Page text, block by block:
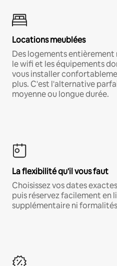
Locations meublées
Des logements entièrement
le wifi et les équipements
vous installer
plus. C'est l'alternative
moyenne ou longue durée.
La flexibilité qu'il vous faut
Choisissez vos dates
puis réservez facilement en
supplémentaire ni